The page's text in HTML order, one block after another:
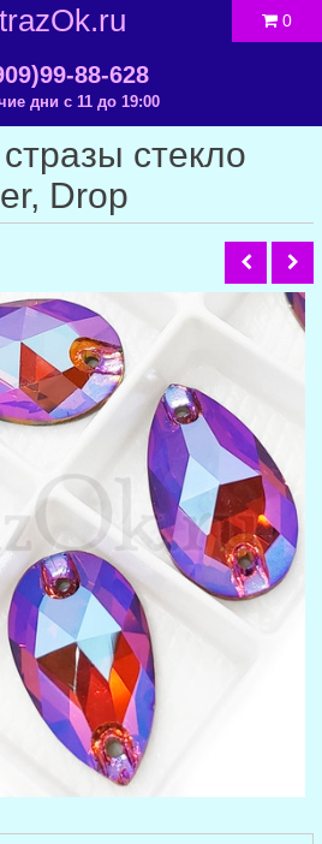
88-628
дни с 11 до 19:00
0
стекло
Drop